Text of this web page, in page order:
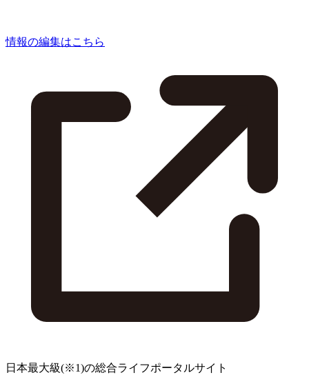
情報の編集はこちら
日本最大級(※1)の総合ライフポータルサイト